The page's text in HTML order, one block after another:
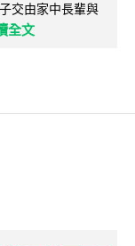
交由家中長輩與
全文